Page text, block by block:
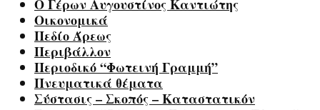
Ο Γέρων Αυγουστίνος Καντιώτης
Οικονομικά
Πεδίο Άρεως
Περιβάλλον
Περιοδικό “Φωτεινή Γραμμή”
Πνευματικά θέματα
Σύστασις – Σκοπός – Καταστατικόν